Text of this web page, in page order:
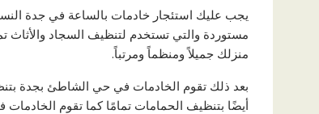
يجب عليك استئجار خادمات بالساعة في جدة
مستوردة والتي تستخدم لتنظيف السجاد والأثاث
منزلك جميلاً ومنظماً ومرتباً.
بعد ذلك تقوم الخادمات في حي الشاطئ بجدة
أيضًا بتنظيف الحمامات تمامًا كما تقوم